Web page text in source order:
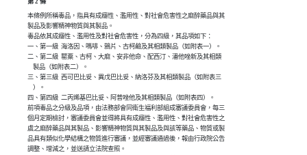
第 2 條
本條例所稱毒品，指具有成癮性、濫用性、對社會危害性之麻醉藥品與其
製品及影響精神物質與其製品。
毒品依其成癮性、濫用性及對社會危害性，分為四級，其品項如下：
一、第一級  海洛因、嗎啡、鴉片、古柯鹼及其相類製品（如附表一）。
二、第二級  罌粟、古柯、大麻、安非他命、配西汀、潘他唑新及其相類
    製品（如附表二）。
三、第三級  西可巴比妥、異戊巴比妥、納洛芬及其相類製品（如附表三
    ）。
四、第四級  二丙烯基巴比妥、阿普唑他及其相類製品（如附表四）。
前項毒品之分級及品項，由法務部會同衛生福利部組成審議委員會，每三
個月定期檢討，審議委員會並得將具有成癮性、濫用性、對社會危害性之
虞之麻醉藥品與其製品、影響精神物質與其製品及與該等藥品、物質或製
品具有類似化學結構之物質進行審議，並經審議通過後，報由行政院公告
調整、增減之，並送請立法院查照。